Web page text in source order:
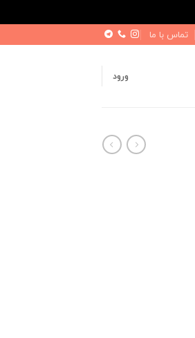
تماس با ما
ورود